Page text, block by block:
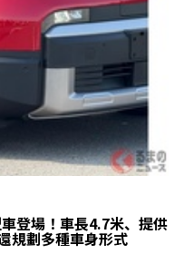
登場！車長4.7米、提供
規劃多種車身形式